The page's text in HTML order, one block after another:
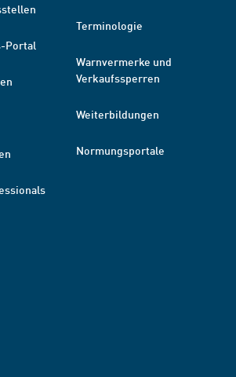
Portal
Terminologie
Warnvermerke und
Verkaufssperren
Weiterbildungen
Normungsportale